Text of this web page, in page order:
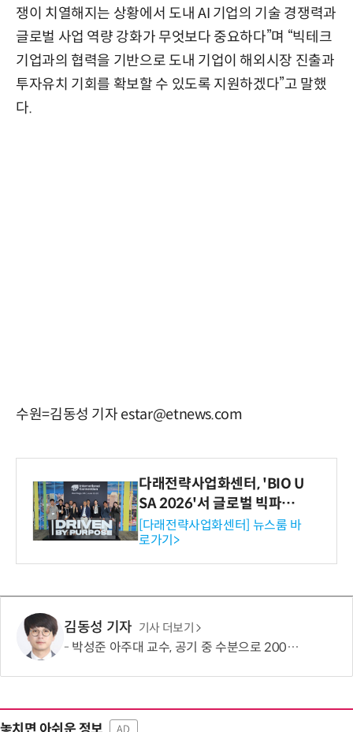
쟁이 치열해지는 상황에서 도내 AI 기업의 기술 경쟁력과
글로벌 사업 역량 강화가 무엇보다 중요하다”며 “빅테크
기업과의 협력을 기반으로 도내 기업이 해외시장 진출과
투자유치 기회를 확보할 수 있도록 지원하겠다”고 말했
다.
수원=김동성 기자 estar@etnews.com
다래전략사업화센터, 'BIO U
SA 2026'서 글로벌 빅파마
와의 비즈니스 미팅 지원…K
-바이오 해외 진출 교두보 확
보
[다래전략사업화센터] 뉴스룸 바
로가기>
김동성 기자 기사 더보기
박성준 아주대 교수, 공기 중 수분으로 200㎛ 피부 부착 전지 개발
AD